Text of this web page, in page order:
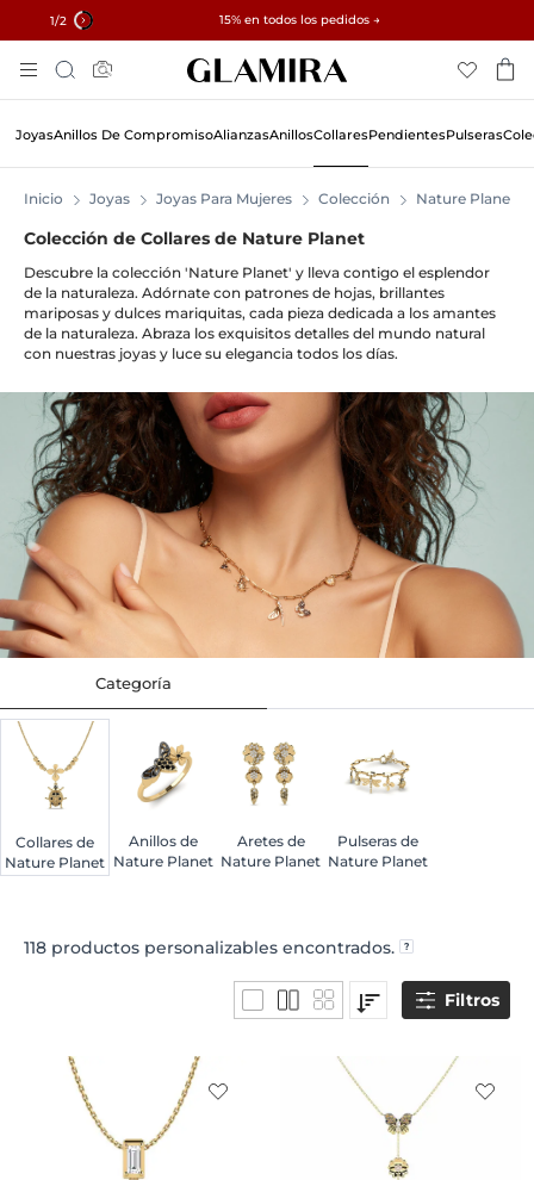
1/2 15% en todos los pedidos →
✓ Devoluciones en 60 días ✓ Redimensionamiento gratuito
Al
Contenido
Búsqueda
JoyasAnillos De CompromisoAlianzasAnillosCollaresPendientesPulseras
Inicio Joyas Joyas Para Mujeres Colección Nature Planet
Colección de Collares de Nature Planet
Descubre la colección 'Nature Planet' y lleva contigo el esplendor
de la naturaleza. Adórnate con patrones de hojas, brillantes
mariposas y dulces mariquitas, cada pieza dedicada a los amantes
de la naturaleza. Abraza los exquisitos detalles del mundo natural
con nuestras joyas y luce su elegancia todos los días.
Categoría
Collares de
Nature Planet
Anillos de
Nature Planet
Aretes de
Nature Planet
Pulseras de
Nature Planet
118 productos personalizables encontrados.
Filtros